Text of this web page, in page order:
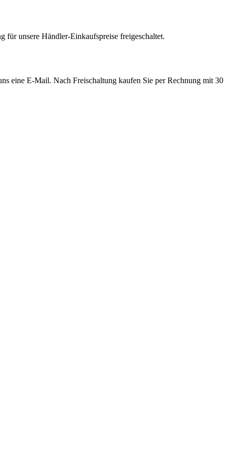
unsere Händler-Einkaufspreise freigeschaltet.
eine E-Mail. Nach Freischaltung kaufen Sie per Rechnung mit 30